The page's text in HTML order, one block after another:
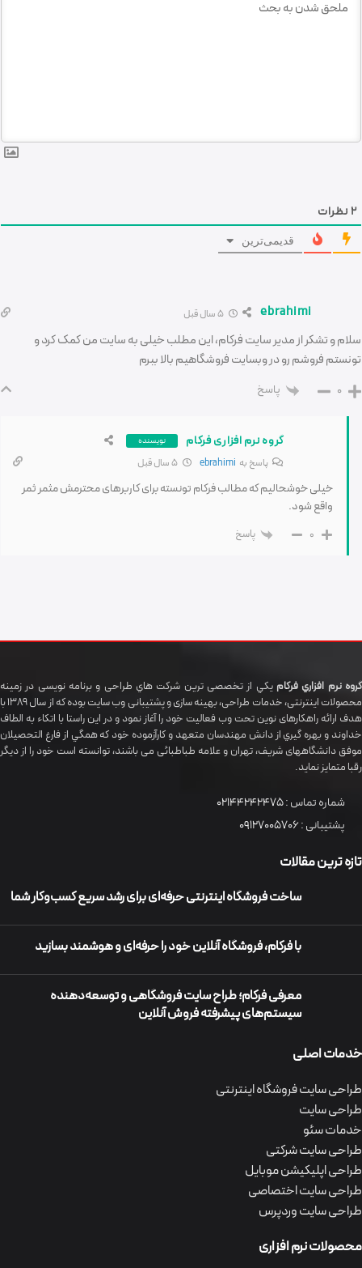
2 نظرات
قدیمی‌ترین
ebrahimi
سلام و تشکر از مدیر سایت فرکام، این مطلب خیلی به سایت من کمک کرد و
تونستم فروشم رو در وبسایت فروشگاهیم بالا ببرم
0 پاسخ
گروه نرم افزاری فرکام نویسنده
پاسخ به ebrahimi
خیلی خوشحالیم که مطالب فرکام تونسته برای کاربرهای محترمش مثمر ثمر
واقع شود.
0 پاسخ
گروه نرم افزاري فرکام يکي از تخصصی ترين شرکت هاي طراحی و برنامه نویسی در زمینه
محصولات اینترنتی، خدمات طراحی، بهینه سازی و پشتیبانی وب سایت بوده که از سال 1389 با
هدف ارائه راهکارهای نوین تحت وب فعالیت خود را آغاز نمود و در این راستا با اتکاء به الطاف
خداوند و بهره گيري از دانش مهندسان متعهد و کارآزموده خود که همگي از فارغ التحصیلان
موفق دانشگاههای شريف، تهران و علامه طباطبائی می باشند، توانسته است خود را از دیگر
رقبا متمایز نماید.
شماره تماس :02144242475
پشتیبانی :09127005706
تازه ترین مقالات
ساخت فروشگاه اینترنتی حرفه‌ای برای رشد سریع کسب‌وکار شما
با فرکام، فروشگاه آنلاین خود را حرفه‌ای و هوشمند بسازید
معرفی فرکام؛ طراح سایت فروشگاهی و توسعه‌دهنده
سیستم‌های پیشرفته فروش آنلاین
خدمات اصلی
طراحی سایت فروشگاه اینترنتی
طراحی سایت
خدمات سئو
طراحی سایت شرکتی
طراحی اپلیکیشن موبایل
طراحی سایت اختصاصی
طراحی سایت وردپرس
محصولات نرم افزاری